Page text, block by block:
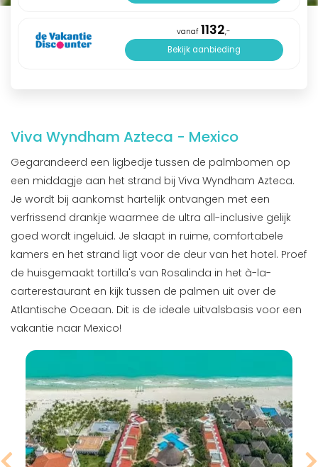
vanaf 1132,-
Bekijk aanbieding
Viva Wyndham Azteca - Mexico
Gegarandeerd een ligbedje tussen de palmbomen op
een middagje aan het strand bij Viva Wyndham Azteca.
Je wordt bij aankomst hartelijk ontvangen met een
verfrissend drankje waarmee de ultra all-inclusive gelijk
goed wordt ingeluid. Je slaapt in ruime, comfortabele
kamers en het strand ligt voor de deur van het hotel. Proef
de huisgemaakt tortilla's van Rosalinda in het à-la-
carterestaurant en kijk tussen de palmen uit over de
Atlantische Oceaan. Dit is de ideale uitvalsbasis voor een
vakantie naar Mexico!